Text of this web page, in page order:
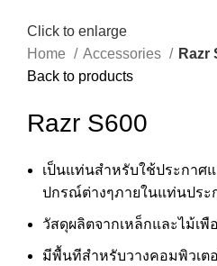
Click to enlarge
Home
Accessories
Razr
Back to products
Razr S600
เป็นแท่นสําหรับใช้ประกาศ
ปกรณ์ต่างๆภายในแท่นประ
วัสดุผลิตจากเหล็กและไม้เ
มีพื้นทีสําหรับวางคอมพิวเ